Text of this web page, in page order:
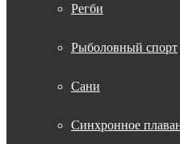
Регби
Рыболовный спорт
Сани
Синхронное